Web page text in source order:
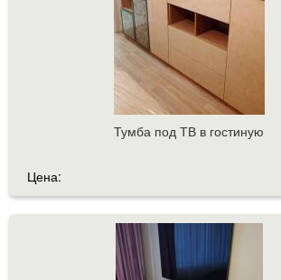
Тумба под ТВ в гостиную
Цена: